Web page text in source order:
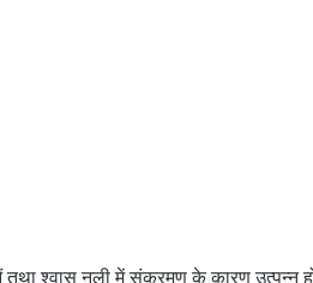
श्वास नली में संक्रमण के कारण उत्पन्न